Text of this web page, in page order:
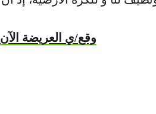
وقع/ي العريضة الآن